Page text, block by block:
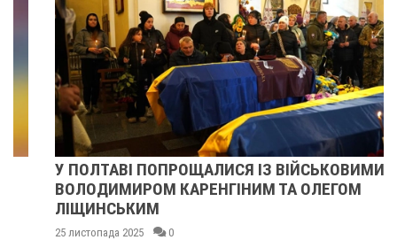
У ПОЛТАВІ ПОПРОЩАЛИСЯ ІЗ ВІЙСЬКОВИМИ
ВОЛОДИМИРОМ КАРЕНГІНИМ ТА ОЛЕГОМ
ЛІЩИНСЬКИМ
25 листопада 2025 0